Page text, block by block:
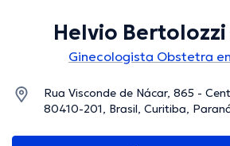
Helvio
Ginecologista Obstetra
Rua Visconde de Nácar, 865 -
80410-201, Brasil, Curitiba,